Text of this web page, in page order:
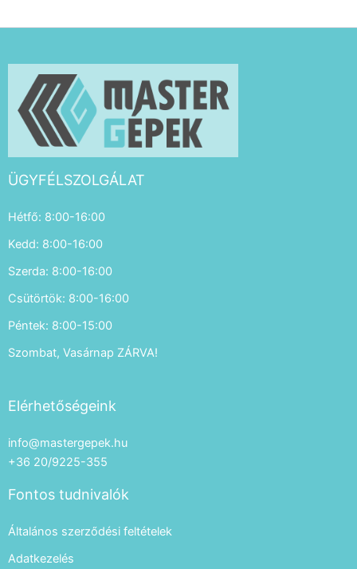
ÜGYFÉLSZOLGÁLAT
Hétfő: 8:00-16:00
Kedd: 8:00-16:00
Szerda: 8:00-16:00
Csütörtök: 8:00-16:00
Péntek: 8:00-15:00
Szombat, Vasárnap ZÁRVA!
Elérhetőségeink
info@mastergepek.hu
+36 20/9225-355
Fontos tudnivalók
Általános szerződési feltételek
Adatkezelés